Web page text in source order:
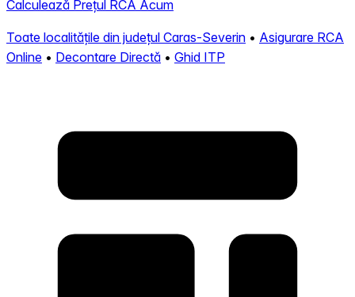
Calculează Prețul RCA Acum
Toate localitățile din județul Caras-Severin • Asigurare RCA
Online • Decontare Directă • Ghid ITP